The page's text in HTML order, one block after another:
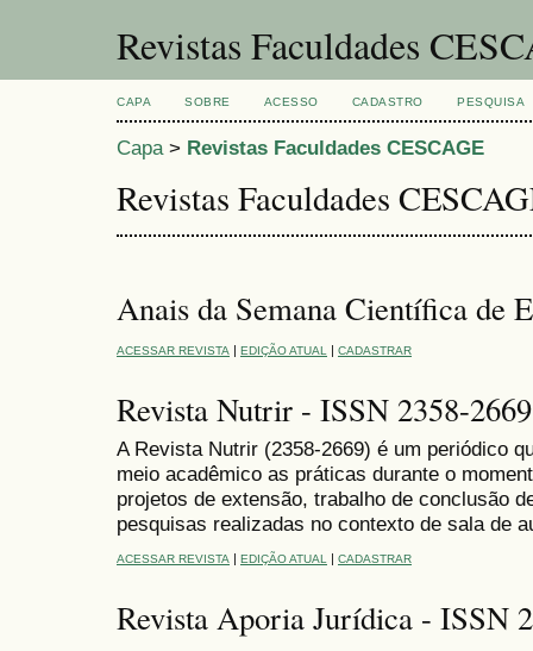
Revistas Faculdades
CAPA SOBRE ACESSO CADASTRO PESQUISA
Capa> Revistas Faculdades CESCAGE
Revistas Faculdades
Anais da Semana Científica de
ACESSAR REVISTA | EDIÇÃO ATUAL | CADASTRAR
Revista Nutrir - ISSN 2358-2669
A Revista Nutrir (2358-2669) é um periódico
meio acadêmico as práticas durante o
projetos de extensão, trabalho de conclusão
pesquisas realizadas no contexto de sala de
ACESSAR REVISTA | EDIÇÃO ATUAL | CADASTRAR
Revista Aporia Jurídica - ISSN